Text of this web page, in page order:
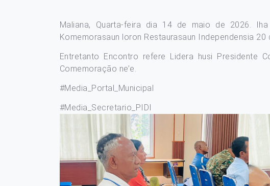
Maliana, Quarta-feira dia 14 de maio de 2026.
Komemorasaun loron Restaurasaun Independensia
Entretanto Encontro refere Lidera husi Presidente
Comemoração ne’e.
#Media_Portal_Municipal
#Media_Secretario_PIDI